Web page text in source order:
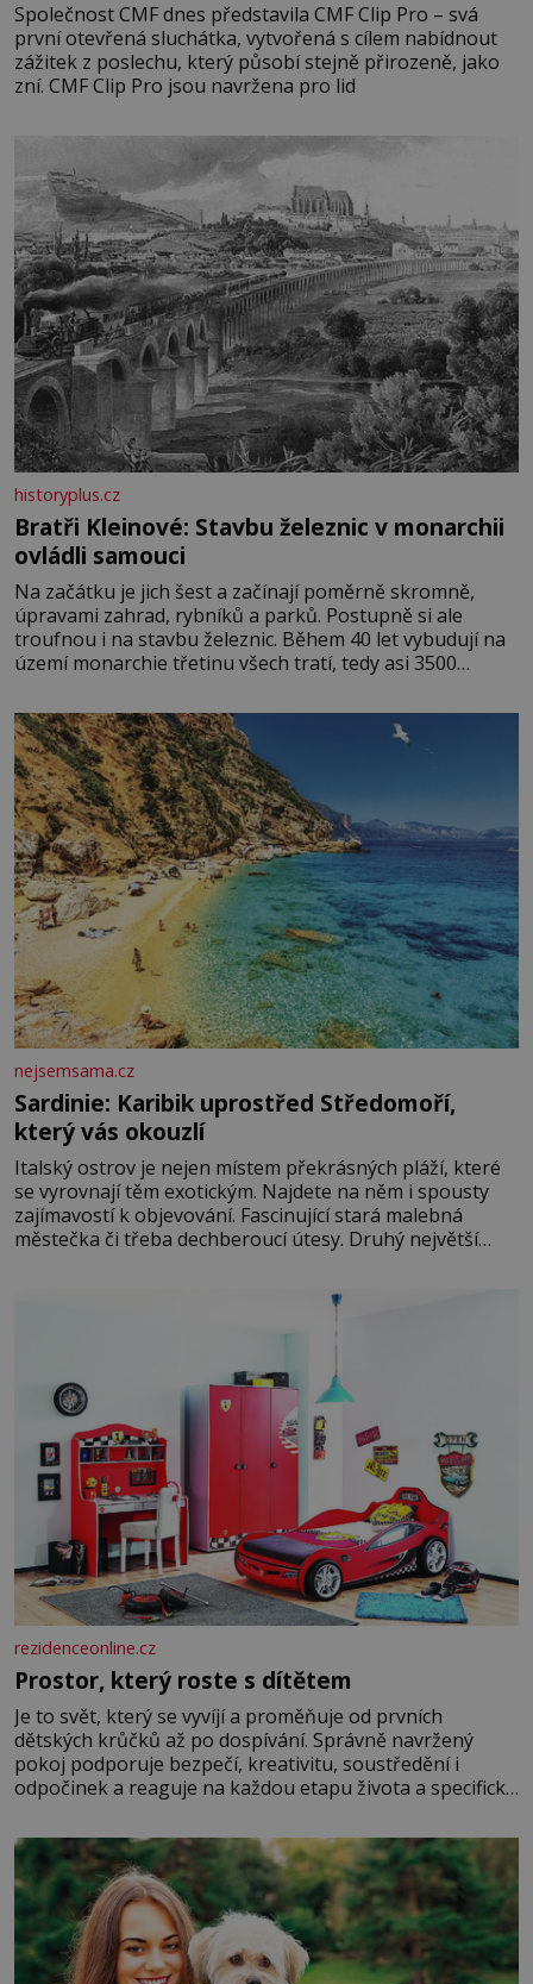
Společnost CMF dnes představila CMF Clip Pro – svá
první otevřená sluchátka, vytvořená s cílem nabídnout
zážitek z poslechu, který působí stejně přirozeně, jako
zní. CMF Clip Pro jsou navržena pro lid
historyplus.cz
Bratři Kleinové: Stavbu železnic v monarchii
ovládli samouci
Na začátku je jich šest a začínají poměrně skromně,
úpravami zahrad, rybníků a parků. Postupně si ale
troufnou i na stavbu železnic. Během 40 let vybudují na
území monarchie třetinu všech tratí, tedy asi 3500
ducha zdědí bratři Kleinové po otci Johannovi (1756–
1835), který má malý statek na Jesenicku
nejsemsama.cz
Sardinie: Karibik uprostřed Středomoří,
který vás okouzlí
Italský ostrov je nejen místem překrásných pláží, které
se vyrovnají těm exotickým. Najdete na něm i spousty
zajímavostí k objevování. Fascinující stará malebná
městečka či třeba dechberoucí útesy. Druhý největší
bohatou historií i luxusem.Zjistěte,
rezidenceonline.cz
Prostor, který roste s dítětem
Je to svět, který se vyvíjí a proměňuje od prvních
dětských krůčků až po dospívání. Správně navržený
pokoj podporuje bezpečí, kreativitu, soustředění i
odpočinek a reaguje na každou etapu života a specifické
měkkost a bezpečí, proto by pokoj miminka měl působit
především klidně a útulně. Předškolní věk je